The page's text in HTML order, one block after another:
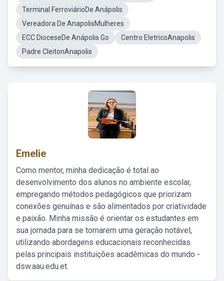
Terminal FerroviárioDe Anápolis
Vereadora De AnapolisMulheres
ECC DioceseDe Anápolis Go
Centro EletricoAnapolis
Padre CleitonAnapolis
Emelie
Como mentor, minha dedicação é total ao
desenvolvimento dos alunos no ambiente escolar,
empregando métodos pedagógicos que priorizam
conexões genuínas e são alimentados por criatividade
e paixão. Minha missão é orientar os estudantes em
sua jornada para se tornarem uma geração notável,
utilizando abordagens educacionais reconhecidas
pelas principais instituições acadêmicas do mundo -
dsw.aau.edu.et.